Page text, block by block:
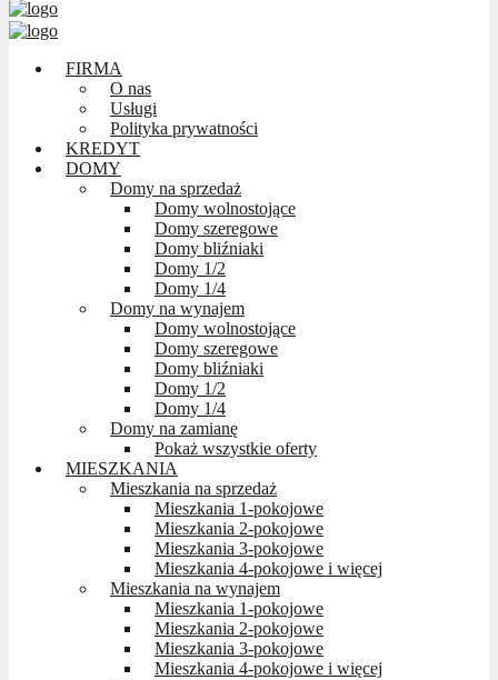
FIRMA
O nas
Usługi
Polityka prywatności
KREDYT
DOMY
Domy na sprzedaż
Domy wolnostojące
Domy szeregowe
Domy bliźniaki
Domy 1/2
Domy 1/4
Domy na wynajem
Domy wolnostojące
Domy szeregowe
Domy bliźniaki
Domy 1/2
Domy 1/4
Domy na zamianę
Pokaż wszystkie oferty
MIESZKANIA
Mieszkania na sprzedaż
Mieszkania 1-pokojowe
Mieszkania 2-pokojowe
Mieszkania 3-pokojowe
Mieszkania 4-pokojowe i więcej
Mieszkania na wynajem
Mieszkania 1-pokojowe
Mieszkania 2-pokojowe
Mieszkania 3-pokojowe
Mieszkania 4-pokojowe i więcej